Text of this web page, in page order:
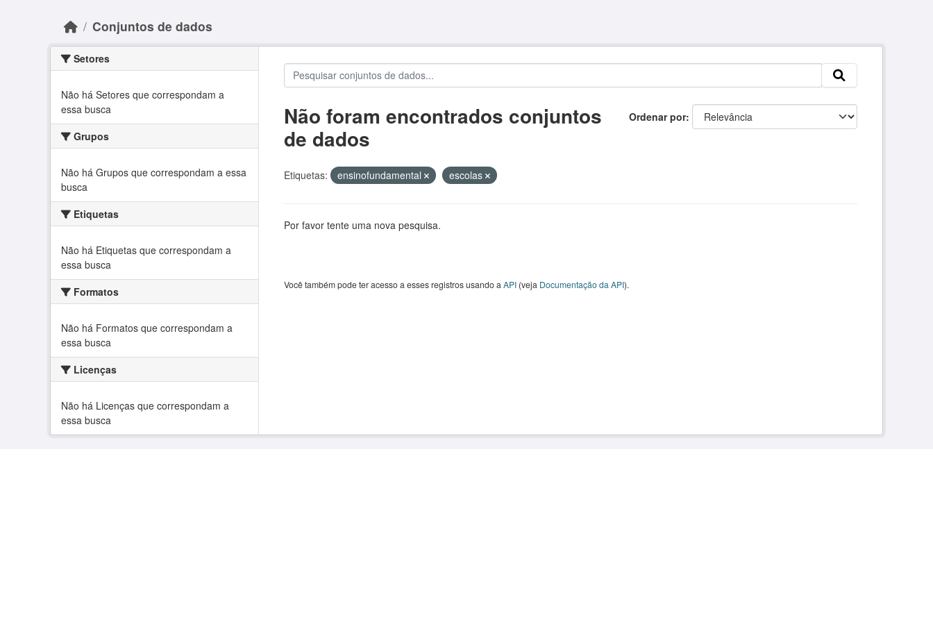
Conjuntos de dados
Setores
Não há Setores que correspondam a
essa busca
Grupos
Não há Grupos que correspondam a essa
busca
Etiquetas
Não há Etiquetas que correspondam a
essa busca
Formatos
Não há Formatos que correspondam a
essa busca
Licenças
Não há Licenças que correspondam a
essa busca
Ordenar por
Não foram encontrados conjuntos
de dados
Etiquetas: ensinofundamental escolas
Por favor tente uma nova pesquisa.
Você também pode ter acesso a esses registros usando a API(veja Documentação da API).